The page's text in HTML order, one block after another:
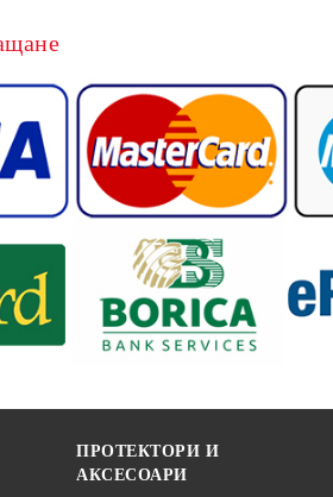
ПРОТЕКТОРИ И
АКСЕСОАРИ